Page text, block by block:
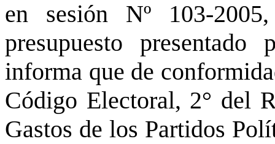
en sesión Nº 103-
presupuesto
informa que de
Código Electoral, 2° del
Gastos de los Partidos